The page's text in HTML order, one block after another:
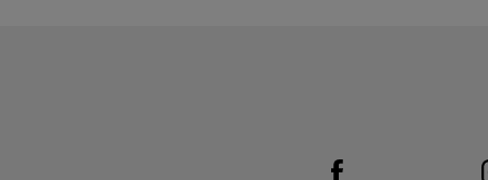
Visit us on Facebook
Link Opens in New Tab